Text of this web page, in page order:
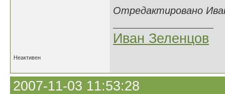
Отредактировано
Иван Зеленцов
Неактивен
2007-11-03 11:53:28